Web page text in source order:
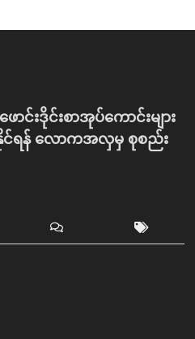
င်းဒိုင်းစာအုပ်ကောင်းများ
ရန် လောကအလှမှ စုစည်း